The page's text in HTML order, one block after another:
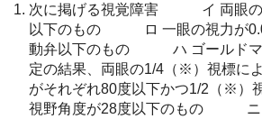
次に掲げる視覚障害 イ 両眼の
以下のもの ロ 一眼の視力が
動弁以下のもの ハ ゴールドマ
定の結果、両眼の1/4（※）視標に
がそれぞれ80度以下かつ1/2（※）
視野角度が28度以下のもの ニ